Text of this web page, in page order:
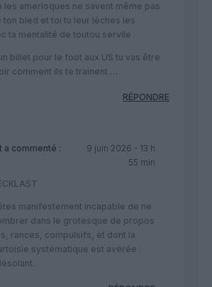
les amerloques ne savent même pas
ton bled et toi tu leur lèches les
ta mentalité de toutou servile
billet pour le foot aux US tu vas être
comment ils te trainent …
RÉPONDRE
a commenté :
9 juin 2026 - 13 h
55 min
manifestement incapable de ne
dans le grotesque de propos
rances, compulsifs, et dont la
systématique est avérée :